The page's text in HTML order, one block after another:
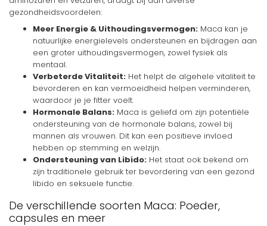
gezondheidsvoordelen:
Meer Energie & Uithoudingsvermogen: Maca kan je
natuurlijke energielevels ondersteunen en bijdragen aan
een groter uithoudingsvermogen, zowel fysiek als
mentaal.
Verbeterde Vitaliteit: Het helpt de algehele vitaliteit te
bevorderen en kan vermoeidheid helpen verminderen,
waardoor je je fitter voelt.
Hormonale Balans: Maca is geliefd om zijn potentiële
ondersteuning van de hormonale balans, zowel bij
mannen als vrouwen. Dit kan een positieve invloed
hebben op stemming en welzijn.
Ondersteuning van Libido: Het staat ook bekend om
zijn traditionele gebruik ter bevordering van een gezond
libido en seksuele functie.
De verschillende soorten Maca: Poeder,
capsules en meer